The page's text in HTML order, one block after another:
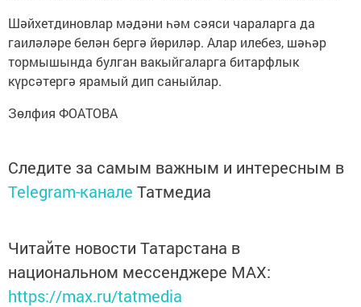
Шәйхетдиновлар мәдәни һәм сәяси чараларга да
гаиләләре белән бергә йөриләр. Алар илебез, шәһәр
тормышында булган вакыйгаларга битарфлык
күрсәтергә ярамый дип саныйлар.
Зөлфия ФОАТОВА
Следите за самым важным и интересным в
Telegram-канале Татмедиа
Читайте новости Татарстана в
национальном мессенджере MАХ:
https://max.ru/tatmedia